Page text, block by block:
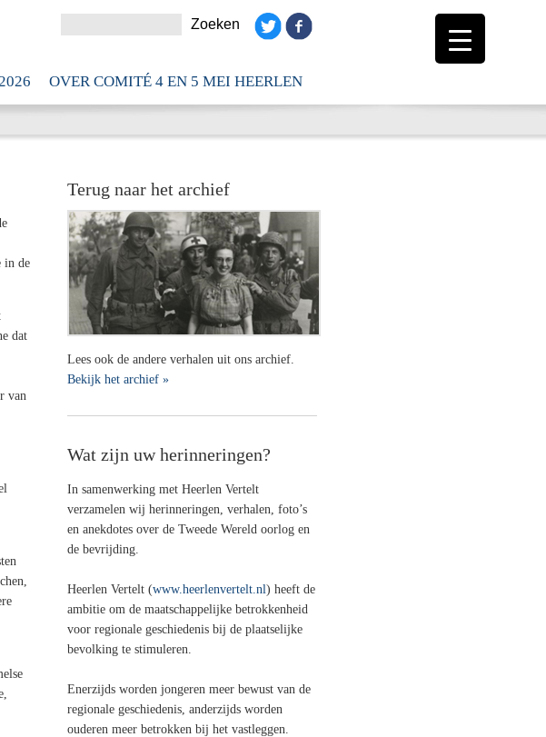
OVER COMITÉ 4 EN 5 MEI HEERLEN
in de
dat
van
Terug naar het archief
Lees ook de andere verhalen uit ons archief.
Bekijk het archief »
Wat zijn uw herinneringen?
In samenwerking met Heerlen Vertelt
verzamelen wij herinneringen, verhalen, foto’s
en anekdotes over de Tweede Wereld oorlog en
de bevrijding.
Heerlen Vertelt (www.heerlenvertelt.nl) heeft de
ambitie om de maatschappelijke betrokkenheid
voor regionale geschiedenis bij de plaatselijke
bevolking te stimuleren.
Enerzijds worden jongeren meer bewust van de
regionale geschiedenis, anderzijds worden
ouderen meer betrokken bij het vastleggen.